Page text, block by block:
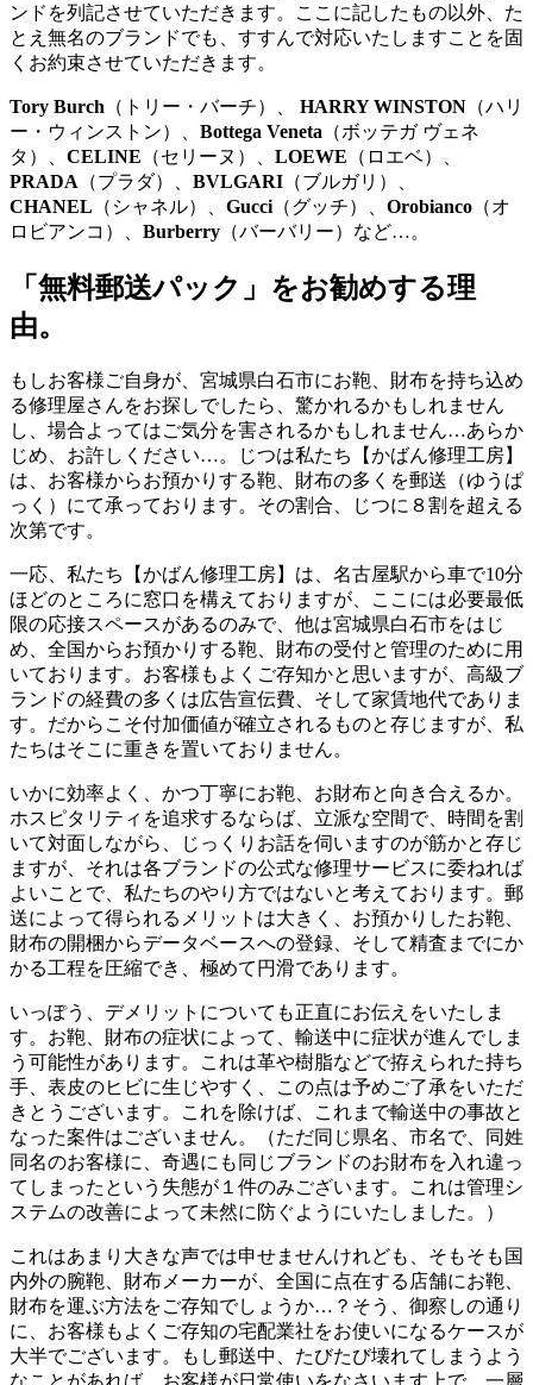
ンドを列記させていただきます。ここに記したもの以外、た
とえ無名のブランドでも、すすんで対応いたしますことを固
くお約束させていただきます。
Tory Burch （トリー・バーチ）、 HARRY WINSTON （ハリ
ー・ウィンストン）、 Bottega Veneta （ボッテガ ヴェネ
タ）、 CELINE （セリーヌ）、 LOEWE （ロエベ）、
PRADA （プラダ）、 BVLGARI （ブルガリ）、
CHANEL （シャネル）、 Gucci （グッチ）、 Orobianco （オ
ロビアンコ）、 Burberry （バーバリー）など…。
「無料郵送パック」をお勧めする理
由。
もしお客様ご自身が、宮城県白石市にお鞄、財布を持ち込め
る修理屋さんをお探しでしたら、驚かれるかもしれません
し、場合よってはご気分を害されるかもしれません…あらか
じめ、お許しください…。じつは私たち【かばん修理工房】
は、お客様からお預かりする鞄、財布の多くを郵送（ゆうぱ
っく）にて承っております。その割合、じつに８割を超える
次第です。
一応、私たち【かばん修理工房】は、名古屋駅から車で10分
ほどのところに窓口を構えておりますが、ここには必要最低
限の応接スペースがあるのみで、他は宮城県白石市をはじ
め、全国からお預かりする鞄、財布の受付と管理のために用
いております。お客様もよくご存知かと思いますが、高級ブ
ランドの経費の多くは広告宣伝費、そして家賃地代でありま
す。だからこそ付加価値が確立されるものと存じますが、私
たちはそこに重きを置いておりません。
いかに効率よく、かつ丁寧にお鞄、お財布と向き合えるか。
ホスピタリティを追求するならば、立派な空間で、時間を割
いて対面しながら、じっくりお話を伺いますのが筋かと存じ
ますが、それは各ブランドの公式な修理サービスに委ねれば
よいことで、私たちのやり方ではないと考えております。郵
送によって得られるメリットは大きく、お預かりしたお鞄、
財布の開梱からデータベースへの登録、そして精査までにか
かる工程を圧縮でき、極めて円滑であります。
いっぽう、デメリットについても正直にお伝えをいたしま
す。お鞄、財布の症状によって、輸送中に症状が進んでしま
う可能性があります。これは革や樹脂などで拵えられた持ち
手、表皮のヒビに生じやすく、この点は予めご了承をいただ
きとうございます。これを除けば、これまで輸送中の事故と
なった案件はございません。（ただ同じ県名、市名で、同姓
同名のお客様に、奇遇にも同じブランドのお財布を入れ違っ
てしまったという失態が１件のみございます。これは管理シ
ステムの改善によって未然に防ぐようにいたしました。）
これはあまり大きな声では申せませんけれども、そもそも国
内外の腕鞄、財布メーカーが、全国に点在する店舗にお鞄、
財布を運ぶ方法をご存知でしょうか…？そう、御察しの通り
に、お客様もよくご存知の宅配業社をお使いになるケースが
大半でございます。もし郵送中、たびたび壊れてしまうよう
なことがあれば、お客様が日常使いをなさいます上で、一層